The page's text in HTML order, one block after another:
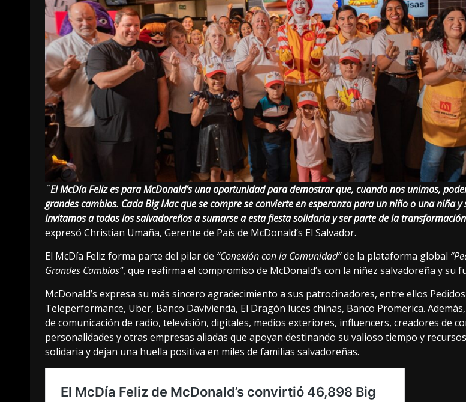
¨El McDía Feliz es para McDonald’s una oportunidad para demostrar que, cuando nos unimos,
grandes cambios. Cada Big Mac que se compre se convierte en esperanza para un niño o una niña
Invitamos a todos los salvadoreños a sumarse a esta fiesta solidaria y ser parte de la
expresó Christian Umaña, Gerente de País de McDonald’s El Salvador.
El McDía Feliz forma parte del pilar de “Conexión con la Comunidad”de la plataforma global
Grandes Cambios”, que reafirma el compromiso de McDonald’s con la niñez salvadoreña y su
McDonald’s expresa su más sincero agradecimiento a sus patrocinadores, entre ellos Pedidos
Teleperformance, Uber, Banco Davivienda, El Dragón luces chinas, Banco Promerica.
de comunicación de radio, televisión, digitales, medios exteriores, influencers, creadores de
personalidades y otras empresas aliadas que apoyan destinando su valioso tiempo y
solidaria y dejan una huella positiva en miles de familias salvadoreñas.